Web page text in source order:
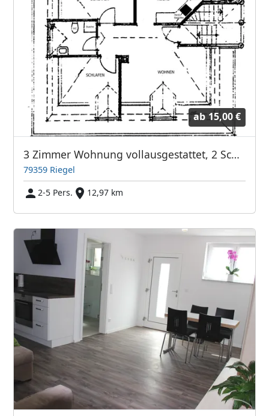
ab 15,00 €
3 Zimmer Wohnung vollausgestattet, 2 Schlafzimmer, Wohnz, Küche,Bad
79359 Riegel
2-5 Pers.
12,97 km